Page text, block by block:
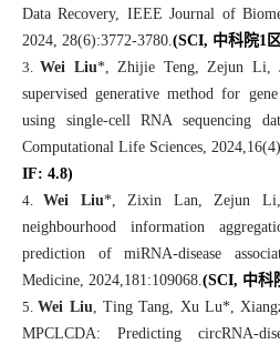
Data Recovery, IEEE Journal of
2024, 28(6):3772-3780.(SCI, 中科院1
3.Wei Liu*, Zhijie Teng, Zejun Li,
supervised generative method for
using single-cell RNA sequencing
Computational Life Sciences,
IF: 4.8)
4.Wei Liu*,Zixin Lan, Zejun
neighbourhood information
prediction of miRNA-disease
Medicine, 2024,181:109068.(SCI, 中科
5.Wei Liu, Ting Tang, Xu Lu*,
MPCLCDA: Predicting circRNA-